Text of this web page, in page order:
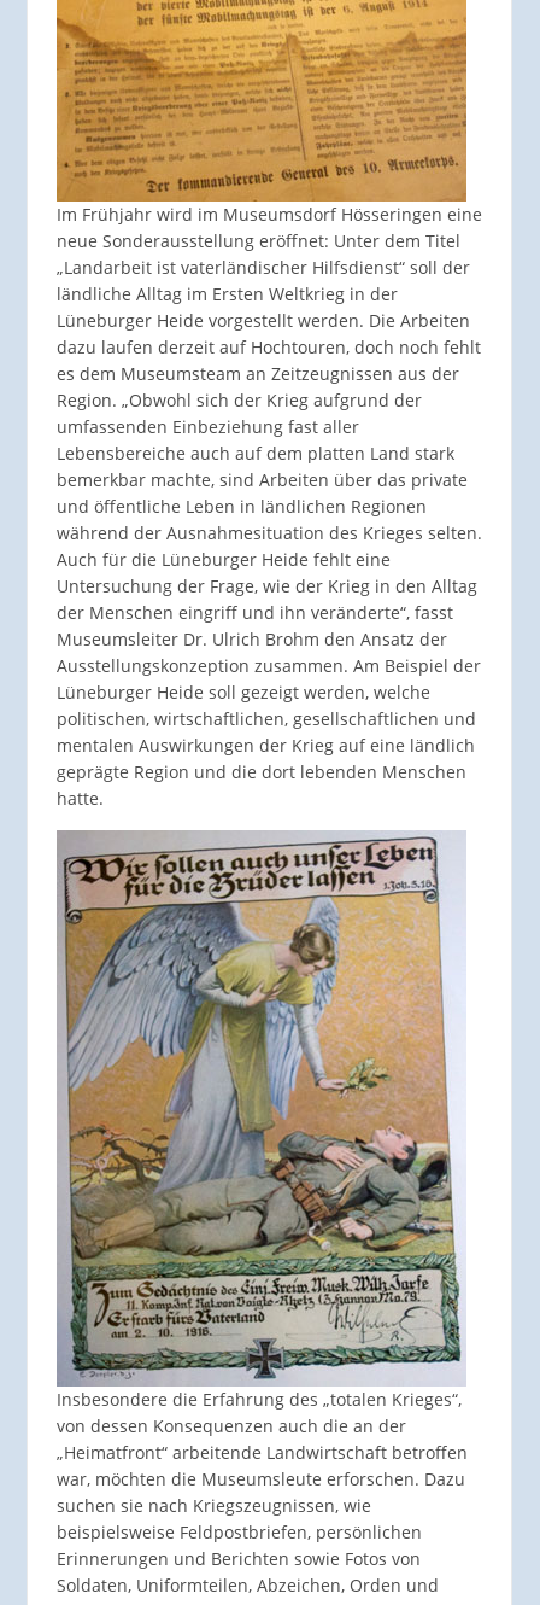
Im Frühjahr wird im Museumsdorf Hösseringen eine
neue Sonderausstellung eröffnet: Unter dem Titel
„Landarbeit ist vaterländischer Hilfsdienst“ soll der
ländliche Alltag im Ersten Weltkrieg in der
Lüneburger Heide vorgestellt werden. Die Arbeiten
dazu laufen derzeit auf Hochtouren, doch noch fehlt
es dem Museumsteam an Zeitzeugnissen aus der
Region. „Obwohl sich der Krieg aufgrund der
umfassenden Einbeziehung fast aller
Lebensbereiche auch auf dem platten Land stark
bemerkbar machte, sind Arbeiten über das private
und öffentliche Leben in ländlichen Regionen
während der Ausnahmesituation des Krieges selten.
Auch für die Lüneburger Heide fehlt eine
Untersuchung der Frage, wie der Krieg in den Alltag
der Menschen eingriff und ihn veränderte“, fasst
Museumsleiter Dr. Ulrich Brohm den Ansatz der
Ausstellungskonzeption zusammen. Am Beispiel der
Lüneburger Heide soll gezeigt werden, welche
politischen, wirtschaftlichen, gesellschaftlichen und
mentalen Auswirkungen der Krieg auf eine ländlich
geprägte Region und die dort lebenden Menschen
hatte.
Insbesondere die Erfahrung des „totalen Krieges“,
von dessen Konsequenzen auch die an der
„Heimatfront“ arbeitende Landwirtschaft betroffen
war, möchten die Museumsleute erforschen. Dazu
suchen sie nach Kriegszeugnissen, wie
beispielsweise Feldpostbriefen, persönlichen
Erinnerungen und Berichten sowie Fotos von
Soldaten, Uniformteilen, Abzeichen, Orden und